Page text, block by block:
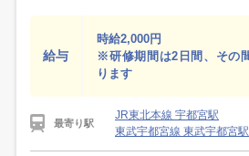
給与
時給2,000円
※研修期間は2日間、その
ります
最寄り駅
JR東北本線 宇都宮駅
東武宇都宮線 東武宇都宮駅